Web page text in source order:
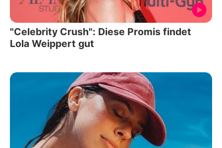
"Celebrity Crush": Diese Promis findet
Lola Weippert gut